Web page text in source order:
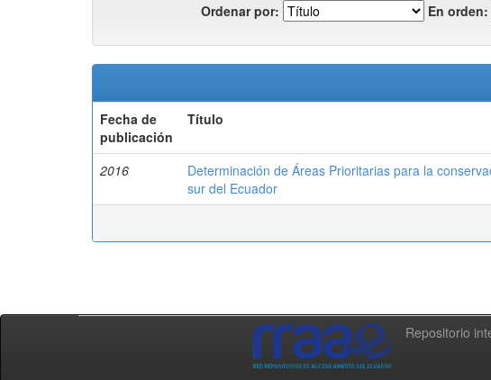
Ordenar por: En orden:
Fecha de
publicación
Título
2016
Determinación de Áreas Prioritarias para la
sur del Ecuador
Repositorio